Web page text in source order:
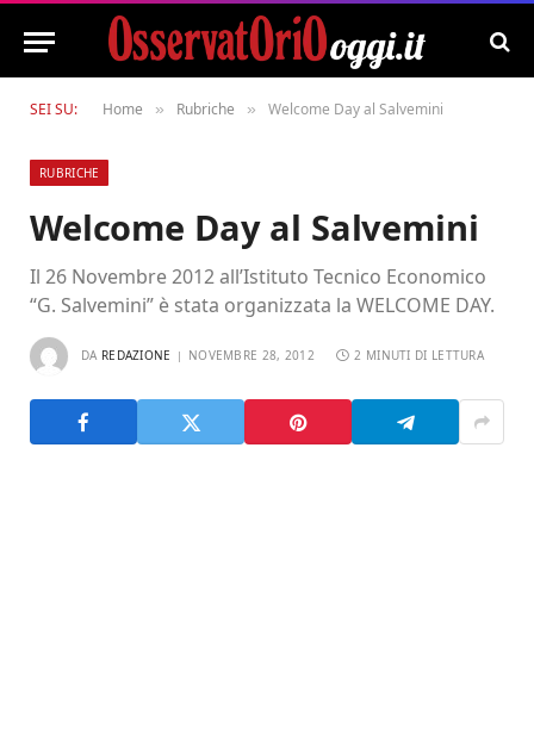
SEI SU: Home » Rubriche » Welcome Day al Salvemini
RUBRICHE
Welcome Day al Salvemini
Il 26 Novembre 2012 all’Istituto Tecnico Economico
“G. Salvemini” è stata organizzata la WELCOME DAY.
DA REDAZIONE NOVEMBRE 28, 2012 2 MINUTI DI LETTURA